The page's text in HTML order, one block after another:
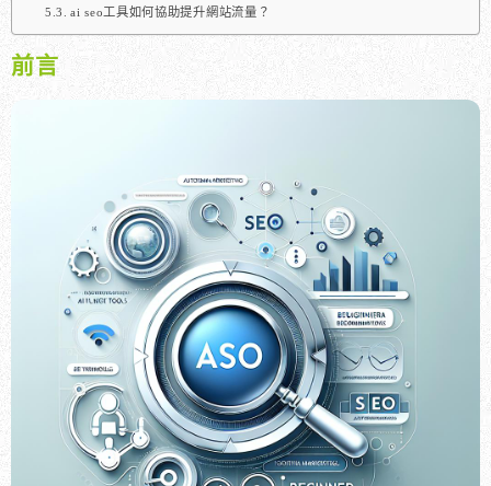
ai seo工具如何協助提升網站流量？
前言